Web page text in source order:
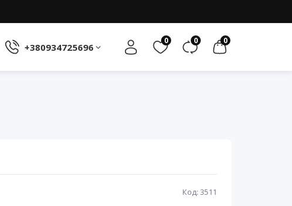
+380934725696
0 0 0
Код: 3511